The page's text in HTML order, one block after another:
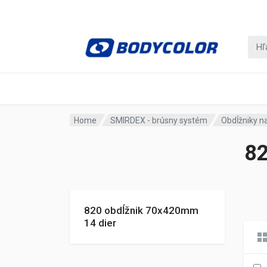
Home SMIRDEX - brúsny systém Obdĺžniky
820 obdĺžnik 70x420mm
14 dier